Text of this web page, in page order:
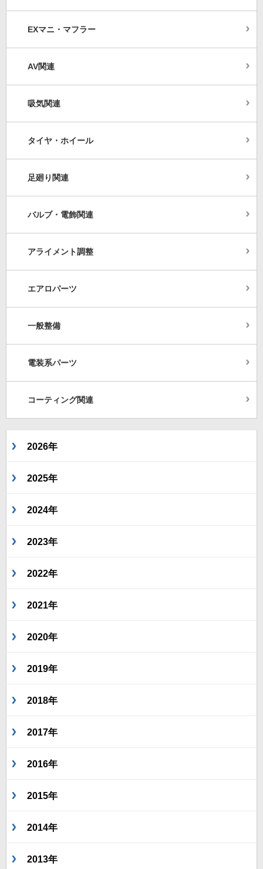
EXマニ・マフラー
AV関連
吸気関連
タイヤ・ホイール
足廻り関連
バルブ・電飾関連
アライメント調整
エアロパーツ
一般整備
電装系パーツ
コーティング関連
2026年
2025年
2024年
2023年
2022年
2021年
2020年
2019年
2018年
2017年
2016年
2015年
2014年
2013年